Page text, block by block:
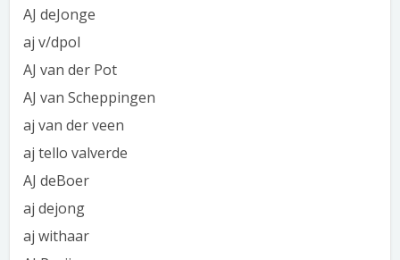
AJ deJonge
aj v/dpol
AJ van der Pot
AJ van Scheppingen
aj van der veen
aj tello valverde
AJ deBoer
aj dejong
aj withaar